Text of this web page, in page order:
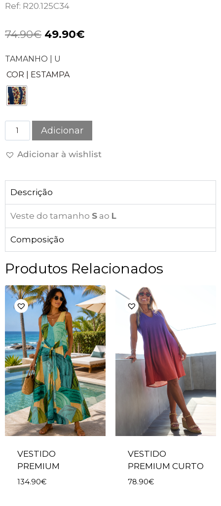
Ref: R20.125C34
74.90€ 49.90€
TAMANHO | U
COR | ESTAMPA
Adicionar
Adicionar à wishlist
Descrição
Veste do tamanho S ao L
Composição
Produtos Relacionados
VESTIDO
PREMIUM
134.90€
VESTIDO
PREMIUM CURTO
78.90€